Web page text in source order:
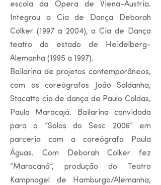
escola da Ópera de Viena-Áustria.
Integrou a Cia de Dança Deborah
Colker (1997 a 2004), a Cia de Dança
teatro do estado de Heidelberg-
Alemanha (1995 a 1997).
Bailarina de projetos contemporâneos,
com os coreógrafos João Saldanha,
Stacatto cia de dança de Paulo Caldas,
Paula Maracajá. Bailarina convidada
para o “Solos do Sesc 2006” em
parceria com a coreógrafa Paula
Águas. Com Deborah Colker fez
“Maracanã”, produção do Teatro
Kampnagel de Hamburgo/Alemanha,